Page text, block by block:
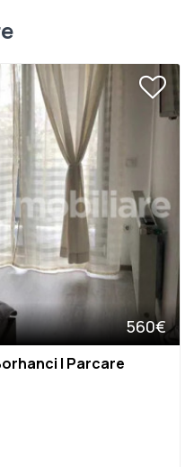
560€
| Parcare